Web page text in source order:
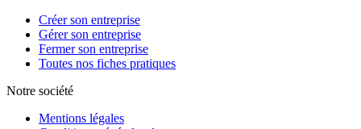
Créer son entreprise
Gérer son entreprise
Fermer son entreprise
Toutes nos fiches pratiques
Notre société
Mentions légales